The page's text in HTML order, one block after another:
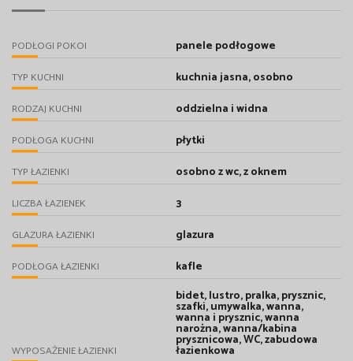
PODŁOGI POKOI panele podłogowe
TYP KUCHNI kuchnia jasna, osobno
RODZAJ KUCHNI oddzielna i widna
PODŁOGA KUCHNI płytki
TYP ŁAZIENKI osobno z wc, z oknem
LICZBA ŁAZIENEK 3
GLAZURA ŁAZIENKI glazura
PODŁOGA ŁAZIENKI kafle
WYPOSAŻENIE ŁAZIENKI
bidet, lustro, pralka, prysznic,
szafki, umywalka, wanna,
wanna i prysznic, wanna
narożna, wanna/kabina
prysznicowa, WC, zabudowa
łazienkowa